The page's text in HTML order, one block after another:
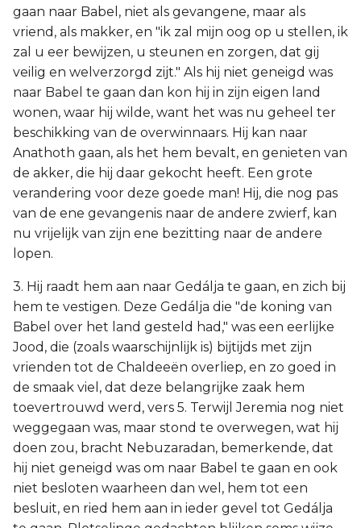
gaan naar Babel, niet als gevangene, maar als
vriend, als makker, en "ik zal mijn oog op u stellen, ik
zal u eer bewijzen, u steunen en zorgen, dat gij
veilig en welverzorgd zijt." Als hij niet geneigd was
naar Babel te gaan dan kon hij in zijn eigen land
wonen, waar hij wilde, want het was nu geheel ter
beschikking van de overwinnaars. Hij kan naar
Anathoth gaan, als het hem bevalt, en genieten van
de akker, die hij daar gekocht heeft. Een grote
verandering voor deze goede man! Hij, die nog pas
van de ene gevangenis naar de andere zwierf, kan
nu vrijelijk van zijn ene bezitting naar de andere
lopen.
3. Hij raadt hem aan naar Gedálja te gaan, en zich bij
hem te vestigen. Deze Gedálja die "de koning van
Babel over het land gesteld had," was een eerlijke
Jood, die (zoals waarschijnlijk is) bijtijds met zijn
vrienden tot de Chaldeeën overliep, en zo goed in
de smaak viel, dat deze belangrijke zaak hem
toevertrouwd werd, vers 5. Terwijl Jeremia nog niet
weggegaan was, maar stond te overwegen, wat hij
doen zou, bracht Nebuzaradan, bemerkende, dat
hij niet geneigd was om naar Babel te gaan en ook
niet besloten waarheen dan wel, hem tot een
besluit, en ried hem aan in ieder gevel tot Gedálja